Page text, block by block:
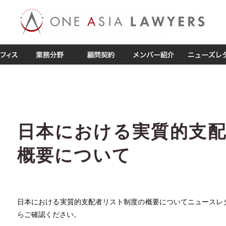
日本における実質的支
概要について
日本における実質的支配者リスト制度の概要についてニュース
らご確認ください。